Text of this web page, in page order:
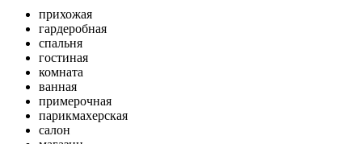
прихожая
гардеробная
спальня
гостиная
комната
ванная
примерочная
парикмахерская
салон